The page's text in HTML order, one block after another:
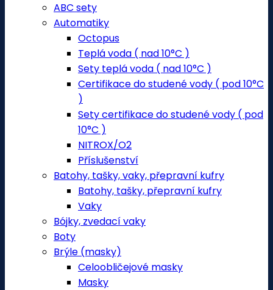
ABC sety
Automatiky
Octopus
Teplá voda ( nad 10°C )
Sety teplá voda ( nad 10°C )
Certifikace do studené vody ( pod 10°C
)
Sety certifikace do studené vody ( pod
10°C )
NITROX/O2
Příslušenství
Batohy, tašky, vaky, přepravní kufry
Batohy, tašky, přepravní kufry
Vaky
Bójky, zvedací vaky
Boty
Brýle (masky)
Celoobličejové masky
Masky